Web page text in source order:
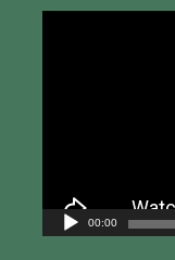
00:00